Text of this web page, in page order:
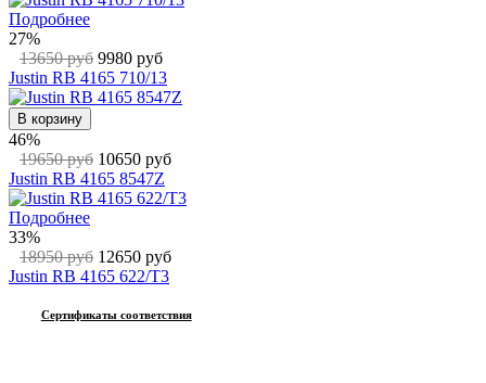
Подробнее
27%
13650 руб 9980 руб
Justin RB 4165 710/13
В корзину
46%
19650 руб 10650 руб
Justin RB 4165 8547Z
Подробнее
33%
18950 руб 12650 руб
Justin RB 4165 622/T3
Сертификаты соответствия